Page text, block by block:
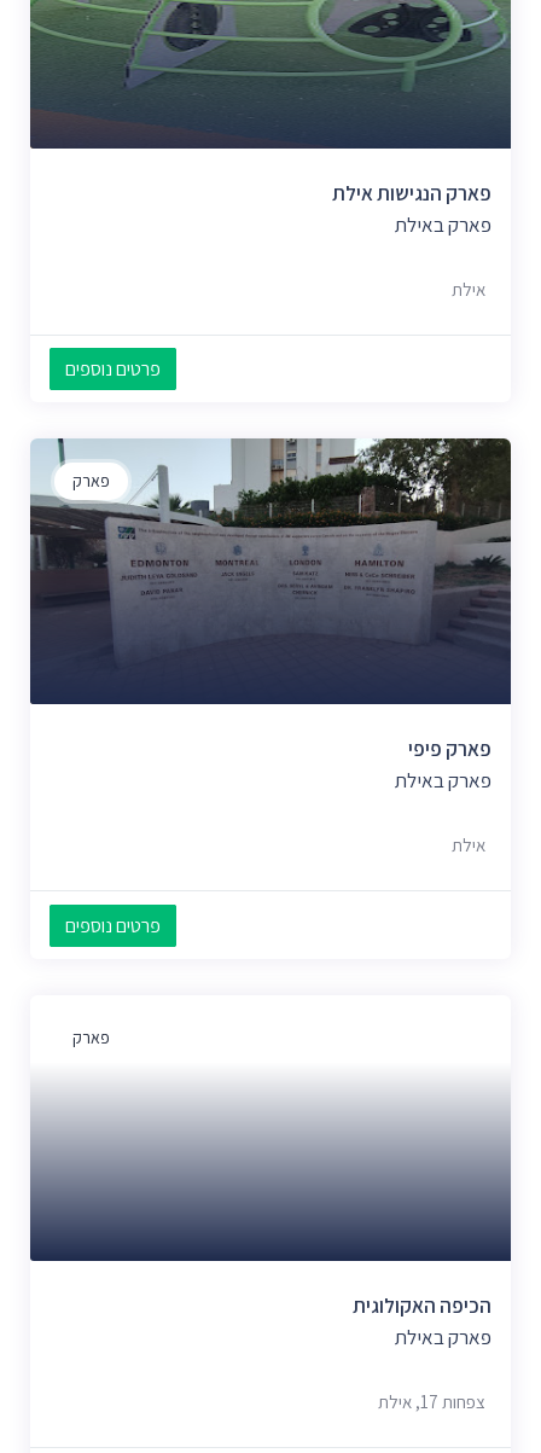
פארק הנגישות אילת
פארק באילת
אילת
פרטים נוספים
פארק
פארק פיפי
פארק באילת
אילת
פרטים נוספים
פארק
הכיפה האקולוגית
פארק באילת
צפחות 17, אילת